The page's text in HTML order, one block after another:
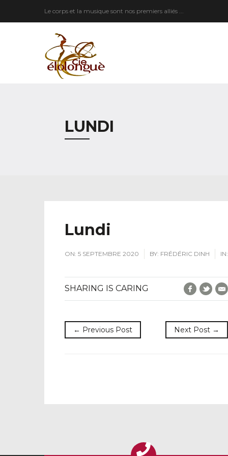
Le corps et la musique sont nos premiers alliés ...
LUNDI
Lundi
ON: 5 SEPTEMBRE 2020 BY: FRÉDÉRIC DINH IN:
SHARING IS CARING Facebook
← Previous Post Next Post →